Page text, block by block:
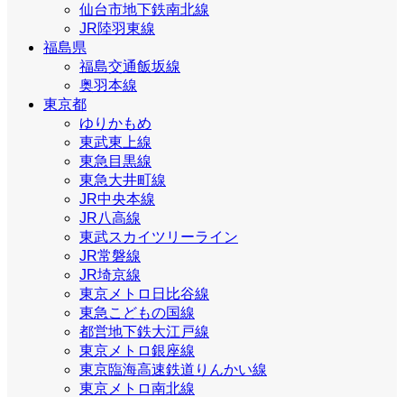
仙台市地下鉄南北線
JR陸羽東線
福島県
福島交通飯坂線
奥羽本線
東京都
ゆりかもめ
東武東上線
東急目黒線
東急大井町線
JR中央本線
JR八高線
東武スカイツリーライン
JR常磐線
JR埼京線
東京メトロ日比谷線
東急こどもの国線
都営地下鉄大江戸線
東京メトロ銀座線
東京臨海高速鉄道りんかい線
東京メトロ南北線